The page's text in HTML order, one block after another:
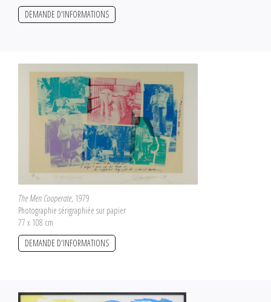
DEMANDE D'INFORMATIONS
The Men Cooperate, 1979
Photographie sérigraphiée sur papier
77 x 108 cm
DEMANDE D'INFORMATIONS